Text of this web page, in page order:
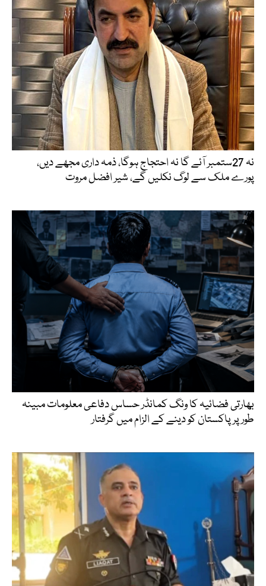
نہ 27ستمبر آئے گا نہ احتجاج ہوگا، ذمہ داری مجھے دیں،
پورے ملک سے لوگ نکلیں گے، شیر افضل مروت
بھارتی فضائیہ کا ونگ کمانڈر حساس دفاعی معلومات مبینہ
طور پر پاکستان کو دینے کے الزام میں گرفتار